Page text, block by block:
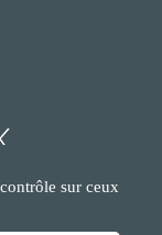
sur ceux